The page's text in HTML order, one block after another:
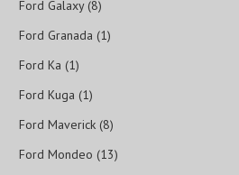
Ford Galaxy (8)
Ford Granada (1)
Ford Ka (1)
Ford Kuga (1)
Ford Maverick (8)
Ford Mondeo (13)